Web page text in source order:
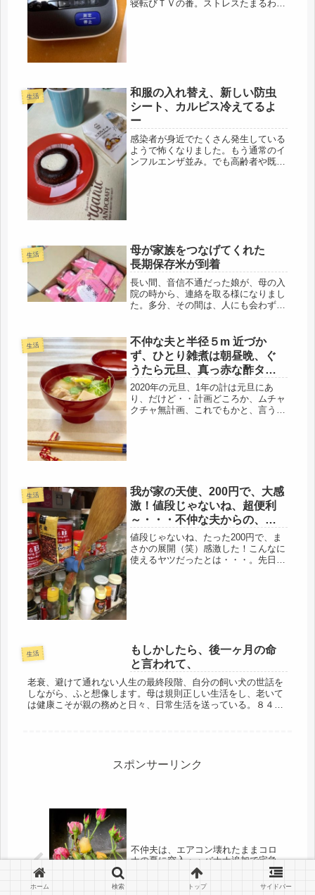
寝転びＴＶの番。ストレスたまるわぁ
生活
和服の入れ替え、新しい防虫
シート、カルピス冷えてるよ
ー
感染者が身近でたくさん発生している
ようで怖くなりました。もう通常のイ
ンフルエンザ並み。でも高齢者や既往
生活
母が家族をつなげてくれた
長期保存米が到着
長い間、音信不通だった娘が、母の入
院の時から、連絡を取る様になりまし
た。多分、その間は、人にも会わず、
互い、口に出さないので、分かりませ
んが、分からなくてよいこともあるの
で...
生活
不仲な夫と半径５m 近づか
ず、ひとり雑煮は朝昼晩、ぐ
うたら元旦、真っ赤な酢タ
コ。
2020年の元旦、1年の計は元旦にあ
り、だけど・・計画どころか、ムチャ
クチャ無計画、これでもかと、言うぐ
生活
我が家の天使、200円で、大感
激！値段じゃないね、超便利
～・・・不仲な夫からの、今
日のクレーム。
値段じゃないね、たった200円で、ま
さかの展開（笑）感激した！こんなに
使えるヤツだったとは・・・。先日、
生活
もしかしたら、後一ヶ月の命
と言われて、
老衰、避けて通れない人生の最終段階、自分の飼い犬の世話を
しながら、ふと想像します。母は規則正しい生活をし、老いて
は健康こそが親の務めと日々、日常生活を送っている。８４年
スポンサーリンク
不仲夫は、エアコン壊れたままコロ
ナの夏に突入・・バナナ追加で宅急
便、オクラ肉巻き作る。
ホーム 検索 トップ サイドバー